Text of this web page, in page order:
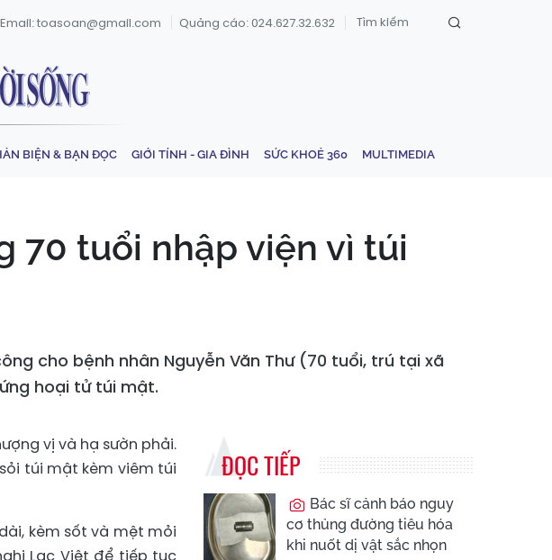
Email: toasoan@gmail.com Quảng cáo: 024.627.32.632
BIỆN & BẠN ĐỌC GIỚI TÍNH - GIA ĐÌNH SỨC KHOẺ 360 MULTIMEDIA
70 tuổi nhập viện vì túi
cho bệnh nhân Nguyễn Văn Thư (70 tuổi, trú tại xã
hoại tử túi mật.
vị và hạ sườn phải.
túi mật kèm viêm túi
kèm sốt và mệt mỏi
ĐỌC TIẾP
Bác sĩ cảnh báo nguy
cơ thủng đường tiêu hóa
khi nuốt dị vật sắc nhọn